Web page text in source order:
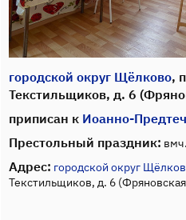
городской округ Щёлково,
Текстильщиков, д. 6
приписан к Иоанно-
Престольный праздник:
Адрес: городской округ
Текстильщиков, д. 6